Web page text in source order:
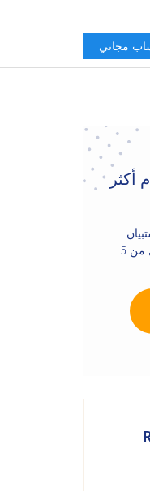
مجاني
أكثر
الخاص بك عبر الإنترنت في أقل من 5